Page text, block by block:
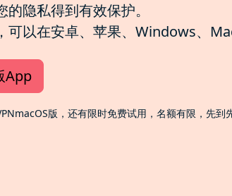
隐私得到有效保护。
可以在安卓、苹果、Windows、
App
版，还有限时免费试用，名额有限，先到